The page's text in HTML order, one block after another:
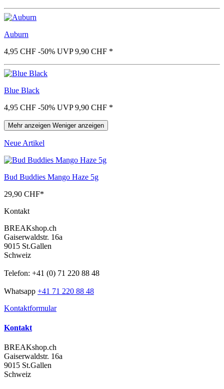
Auburn
4,95 CHF -50% UVP 9,90 CHF *
Blue Black
4,95 CHF -50% UVP 9,90 CHF *
Mehr anzeigen Weniger anzeigen
Neue Artikel
Bud Buddies Mango Haze 5g
29,90 CHF*
Kontakt
BREAKshop.ch
Gaiserwaldstr. 16a
9015 St.Gallen
Schweiz
Telefon: +41 (0) 71 220 88 48
Whatsapp +41 71 220 88 48
Kontaktformular
Kontakt
BREAKshop.ch
Gaiserwaldstr. 16a
9015 St.Gallen
Schweiz